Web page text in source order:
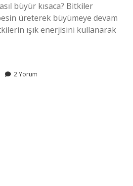
büyür kısaca? Bitkiler
üreterek büyümeye devam
ışık enerjisini kullanarak
2 Yorum